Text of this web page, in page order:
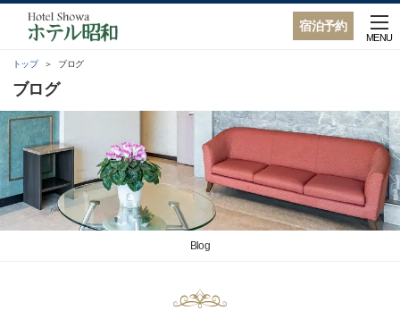
宿泊予約
MENU
トップ ブログ
ブログ
Blog